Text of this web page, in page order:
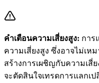
คำเตือนความเสี่ยงสูง: การ
ความเสี่ยงสูง ซึ่งอาจไม่เห
สร้างการเผชิญกับความเ
จะตัดสินใจเทรดการแลกเ